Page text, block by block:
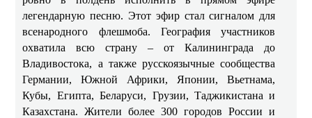
легендарную песню. Этот эфир стал сигналом для
всенародного флешмоба. География участников
охватила всю страну – от Калининграда до
Владивостока, а также русскоязычные сообщества
Германии, Южной Африки, Японии, Вьетнама,
Кубы, Египта, Беларуси, Грузии, Таджикистана и
Казахстана. Жители более 300 городов России и